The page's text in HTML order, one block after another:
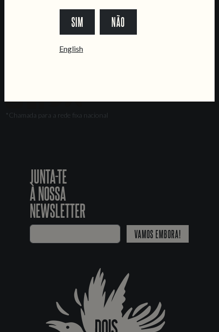
Tours e eventos privados
*Chamada para a rede fixa nacional
JUNTA-TE
À NOSSA
NEWSLETTER
VAMOS EMBORA!
SIM NÃO
English